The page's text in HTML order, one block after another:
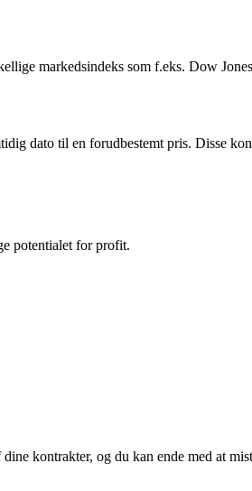
markedsindeks som f.eks. Dow
dato til en forudbestemt pris. Disse
potentialet for profit.
kontrakter, og du kan ende med at